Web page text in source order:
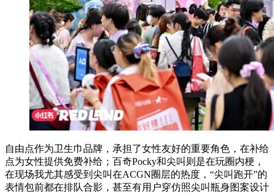
自由点作为卫生巾品牌，承担了女性友好的重要角色，在补给
点为女性提供免费补给；百奇Pocky和尖叫则是在玩圈内梗，
在现场我尤其感受到尖叫在ACGN圈层的热度，“尖叫跑开”的
表情包前都在排队合影，甚至有用户穿仿照尖叫瓶身图案设计